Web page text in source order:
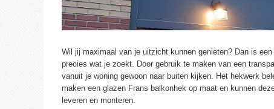
Wil jij maximaal van je uitzicht kunnen genieten? Dan is
precies wat je zoekt. Door gebruik te maken van een
vanuit je woning gewoon naar buiten kijken. Het hekwerk
maken een glazen Frans balkonhek op maat en kunnen
leveren en monteren.